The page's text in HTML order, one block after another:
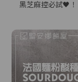
黑芝麻控必試🖤！